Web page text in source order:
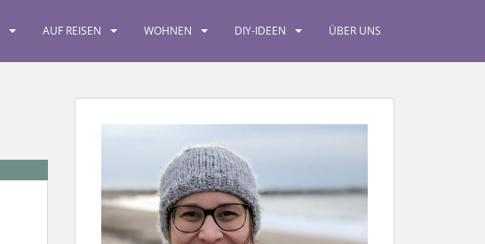
AUF REISEN WOHNEN DIY-IDEEN ÜBER UNS